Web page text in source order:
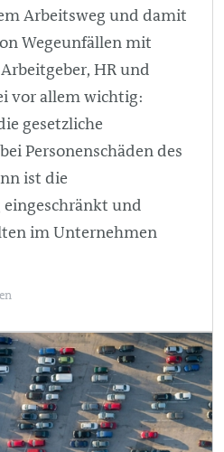
Arbeitsweg und damit
Wegeunfällen mit
HR und
vor allem wichtig:
gesetzliche
Personenschäden des
ist die
und
im Unternehmen